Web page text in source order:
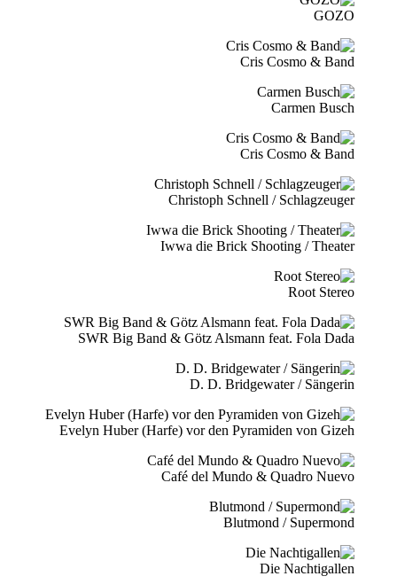
GOZO
Cris Cosmo & Band
Carmen Busch
Cris Cosmo & Band
Christoph Schnell / Schlagzeuger
Iwwa die Brick Shooting / Theater
Root Stereo
SWR Big Band & Götz Alsmann feat. Fola Dada
D. D. Bridgewater / Sängerin
Evelyn Huber (Harfe) vor den Pyramiden von Gizeh
Café del Mundo & Quadro Nuevo
Blutmond / Supermond
Die Nachtigallen